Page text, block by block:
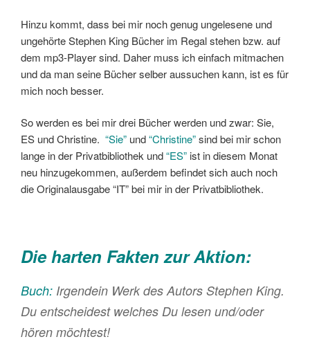
Hinzu kommt, dass bei mir noch genug ungelesene und
ungehörte Stephen King Bücher im Regal stehen bzw. auf
dem mp3-Player sind. Daher muss ich einfach mitmachen
und da man seine Bücher selber aussuchen kann, ist es für
mich noch besser.
So werden es bei mir drei Bücher werden und zwar: Sie,
ES und Christine. “Sie” und“Christine”sind bei mir schon
lange in der Privatbibliothek und“ES” ist in diesem Monat
neu hinzugekommen, außerdem befindet sich auch noch
die Originalausgabe “IT” bei mir in der Privatbibliothek.
Die harten Fakten zur Aktion:
Buch: Irgendein Werk des Autors Stephen King.
Du entscheidest welches Du lesen und/oder
hören möchtest!